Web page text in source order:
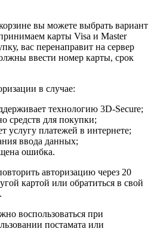
вы можете выбрать вариант
карты Visa и Master
вас перенаправит на сервер
ввести номер карты, срок
в случае:
технологию 3D-Secure;
средств для покупки;
услугу платежей в интернете;
ввода данных;
ошибка.
авторизацию через 20
картой или обратиться в свой
воспользоваться при
постамата или